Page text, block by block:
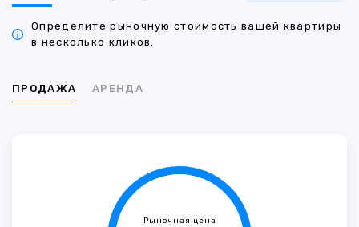
Определите рыночную стоимость вашей квартиры
в несколько кликов.
ПРОДАЖА АРЕНДА
Рыночная цена